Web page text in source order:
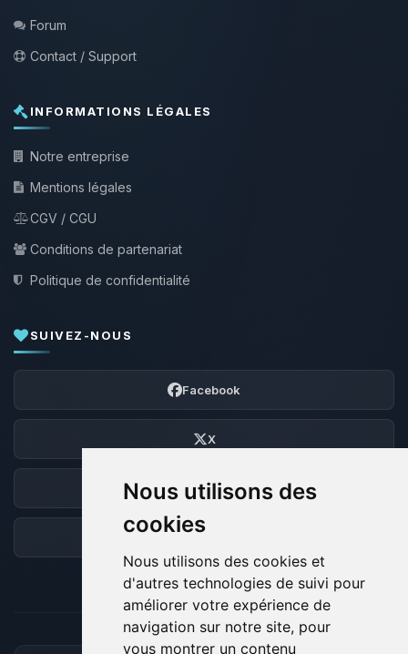
Nous utilisons des
cookies
Nous utilisons des cookies et
d'autres technologies de suivi pour
améliorer votre expérience de
navigation sur notre site, pour
vous montrer un contenu
Forum
Contact / Support
INFORMATIONS LÉGALES
Notre entreprise
Mentions légales
CGV / CGU
Conditions de partenariat
Politique de confidentialité
SUIVEZ-NOUS
Facebook
X
Discord
Forum